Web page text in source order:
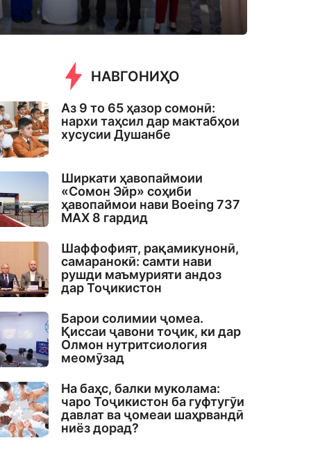
НАВГОНИҲО
Аз 9 то 65 ҳазор сомонӣ:
нархи таҳсил дар мактабҳои
хусусии Душанбе
Ширкати ҳавопаймоии
«Сомон Эйр» соҳиби
ҳавопаймои нави Boeing 737
MAX 8 гардид
Шаффофият, рақамикунонӣ,
самаранокӣ: самти нави
рушди маъмурияти андоз
дар Тоҷикистон
Барои солимии ҷомеа.
Қиссаи ҷавони тоҷик, ки дар
Олмон нутритсиология
меомӯзад
На баҳс, балки муколама:
чаро Тоҷикистон ба гуфтугӯи
давлат ва ҷомеаи шаҳрвандӣ
ниёз дорад?